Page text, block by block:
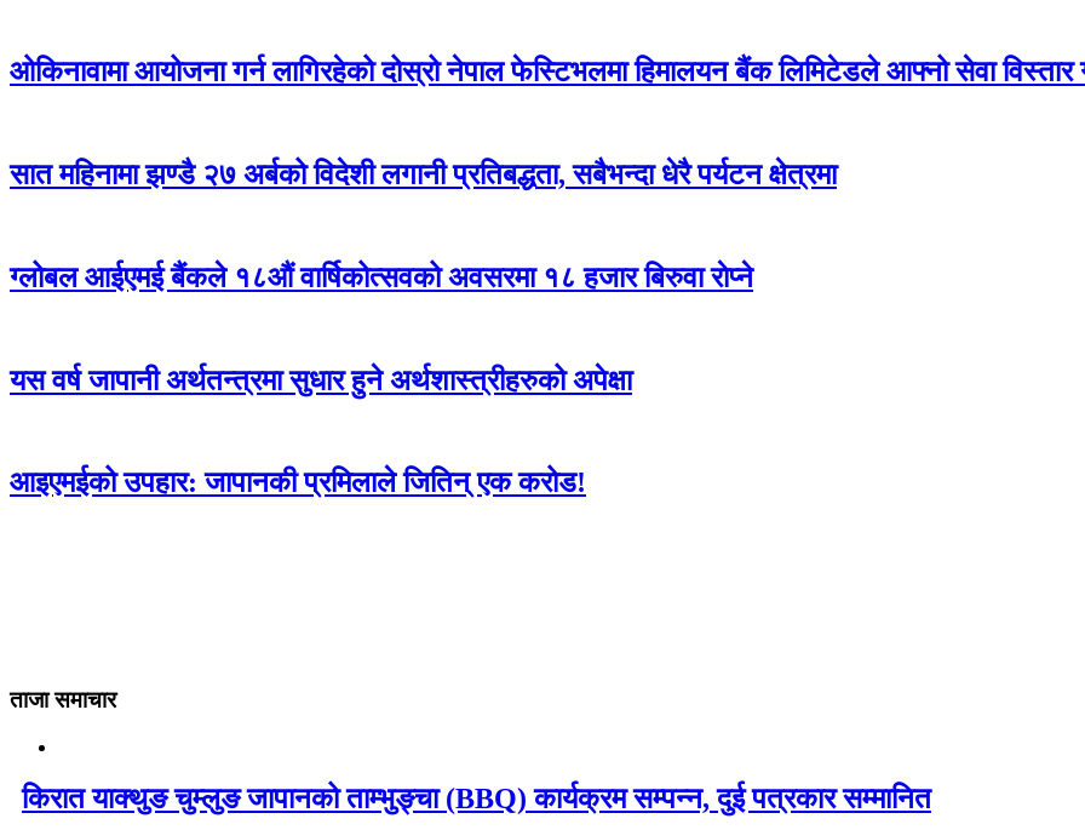
ओकिनावामा आयोजना गर्न लागिरहेको दोस्रो नेपाल फेस्टिभलमा हिमालयन बैंक लिमिटेडले आफ्नो सेवा विस्तार
सात महिनामा झण्डै २७ अर्बको विदेशी लगानी प्रतिबद्धता, सबैभन्दा धेरै पर्यटन क्षेत्रमा
ग्लोबल आईएमई बैंकले १८औं वार्षिकोत्सवको अवसरमा १८ हजार बिरुवा राेप्ने
यस वर्ष जापानी अर्थतन्त्रमा सुधार हुने अर्थशास्त्रीहरुको अपेक्षा
आइएमईको उपहार: जापानकी प्रमिलाले जितिन् एक करोड!
ताजा समाचार
किरात याक्थुङ चुम्लुङ जापानको ताम्भुङ्चा (BBQ) कार्यक्रम सम्पन्न, दुई पत्रकार सम्मानित